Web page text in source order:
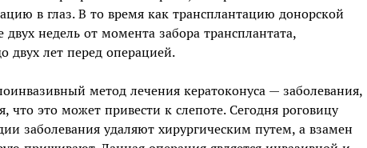
в глаз. В то время как трансплантацию донорской
недель от момента забора трансплантата,
двух лет перед операцией.
метод лечения кератоконуса — заболевания,
что это может привести к слепоте. Сегодня роговицу
заболевания удаляют хирургическим путем, а взамен